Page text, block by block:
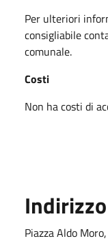
Per ulteriori
consigliabile
comunale.
Costi
Non ha costi di
Indirizzo
Piazza Aldo